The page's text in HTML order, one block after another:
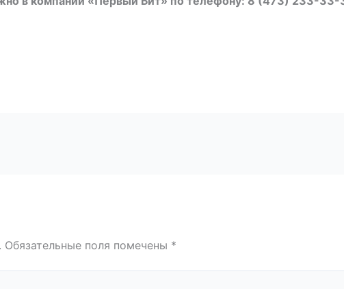
Обязательные поля помечены *